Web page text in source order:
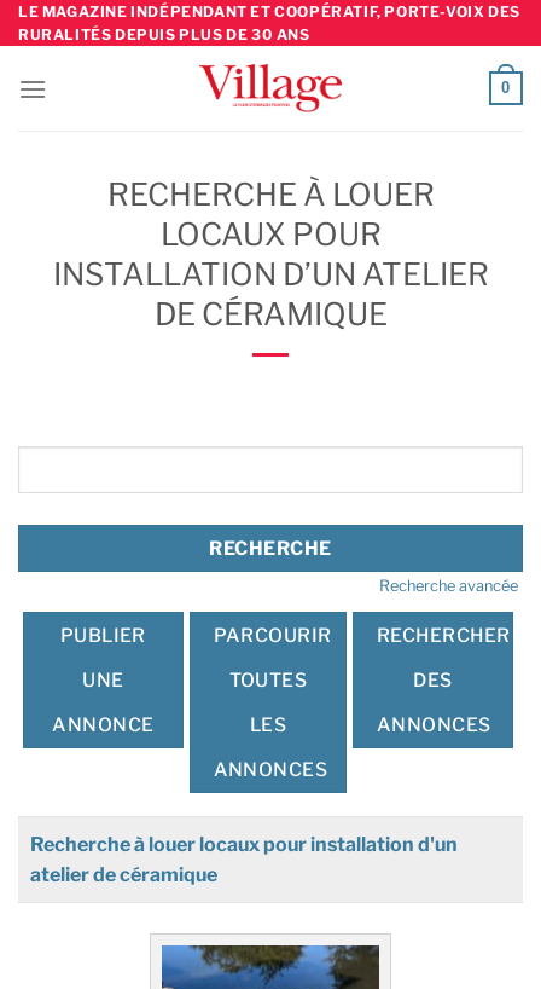
Skip
to
LE MAGAZINE INDÉPENDANT ET COOPÉRATIF, PORTE-VOIX DES
RURALITÉS DEPUIS PLUS DE 30 ANS
0
RECHERCHE À LOUER
LOCAUX POUR
INSTALLATION D’UN ATELIER
DE CÉRAMIQUE
Recherche avancée
PUBLIER
UNE
ANNONCE
PARCOURIR
TOUTES
LES
ANNONCES
RECHERCHER
DES
ANNONCES
Recherche à louer locaux pour installation d'un
atelier de céramique